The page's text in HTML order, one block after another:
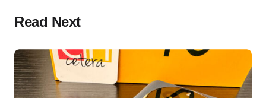
Read Next